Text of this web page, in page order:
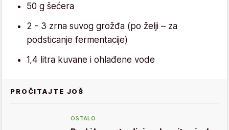
50 g šećera
2 - 3 zrna suvog grožđa (po želji – za
podsticanje fermentacije)
1,4 litra kuvane i ohlađene vode
PROČITAJTE JOŠ
OSTALO